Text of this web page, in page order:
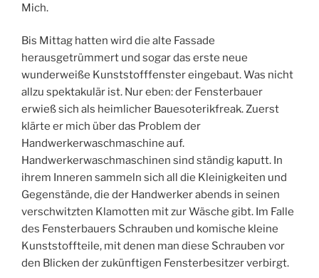
Mich.
Bis Mittag hatten wird die alte Fassade
herausgetrümmert und sogar das erste neue
wunderweiße Kunststofffenster eingebaut. Was nicht
allzu spektakulär ist. Nur eben: der Fensterbauer
erwieß sich als heimlicher Bauesoterikfreak. Zuerst
klärte er mich über das Problem der
Handwerkerwaschmaschine auf.
Handwerkerwaschmaschinen sind ständig kaputt. In
ihrem Inneren sammeln sich all die Kleinigkeiten und
Gegenstände, die der Handwerker abends in seinen
verschwitzten Klamotten mit zur Wäsche gibt. Im Falle
des Fensterbauers Schrauben und komische kleine
Kunststoffteile, mit denen man diese Schrauben vor
den Blicken der zukünftigen Fensterbesitzer verbirgt.